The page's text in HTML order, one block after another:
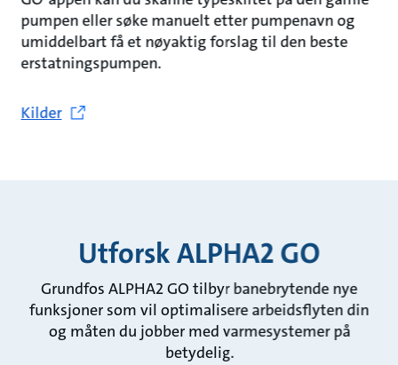
pumpen eller søke manuelt etter pumpenavn og
umiddelbart få et nøyaktig forslag til den beste
erstatningspumpen.
Kilder
Utforsk ALPHA2 GO
Grundfos ALPHA2 GO tilbyr banebrytende nye
funksjoner som vil optimalisere arbeidsflyten din
og måten du jobber med varmesystemer på
betydelig.